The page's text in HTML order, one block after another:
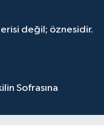
değil; öznesidir.
Sofrasına